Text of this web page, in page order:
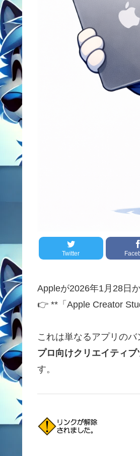
Twitter
Appleが2026年1月28日
👉 **「Apple Creator
これは単なるアプリのバ
プロ向けクリエイティ
す。